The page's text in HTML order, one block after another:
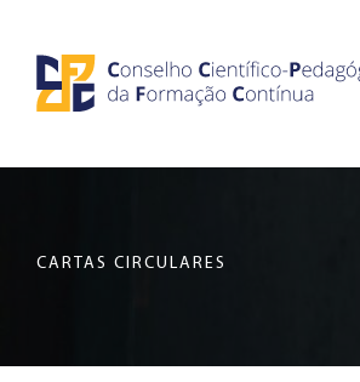
conteúdo
da
-
CONSELHO
DA
CARTAS CIRCULARES